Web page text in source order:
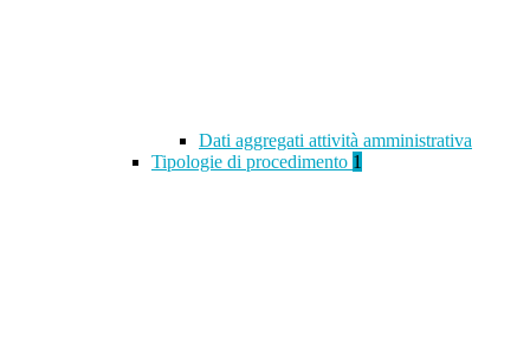
Dati aggregati attività amministrativa
Tipologie di procedimento 1